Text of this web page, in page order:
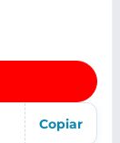
Copiar